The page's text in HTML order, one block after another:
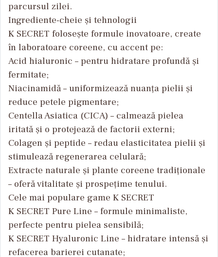
parcursul zilei.
Ingrediente-cheie și tehnologii
K SECRET folosește formule inovatoare, create
în laboratoare coreene, cu accent pe:
Acid hialuronic – pentru hidratare profundă și
fermitate;
Niacinamidă – uniformizează nuanța pielii și
reduce petele pigmentare;
Centella Asiatica (CICA) – calmează pielea
iritată și o protejează de factorii externi;
Colagen și peptide – redau elasticitatea pielii și
stimulează regenerarea celulară;
Extracte naturale și plante coreene tradiționale
– oferă vitalitate și prospețime tenului.
Cele mai populare game K SECRET
K SECRET Pure Line – formule minimaliste,
perfecte pentru pielea sensibilă;
K SECRET Hyaluronic Line – hidratare intensă și
refacerea barierei cutanate;